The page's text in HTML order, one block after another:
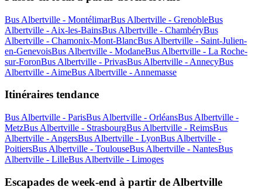
Bus Albertville - MontélimarBus Albertville - GrenobleBus
Albertville - Aix-les-BainsBus Albertville - ChambéryBus
Albertville - Chamonix-Mont-BlancBus Albertville - Saint-Julien-
en-GenevoisBus Albertville - ModaneBus Albertville - La Roche-
sur-ForonBus Albertville - PrivasBus Albertville - AnnecyBus
Albertville - AimeBus Albertville - Annemasse
Itinéraires tendance
Bus Albertville - ParisBus Albertville - OrléansBus Albertville -
MetzBus Albertville - StrasbourgBus Albertville - ReimsBus
Albertville - AngersBus Albertville - LyonBus Albertville -
PoitiersBus Albertville - ToulouseBus Albertville - NantesBus
Albertville - LilleBus Albertville - Limoges
Escapades de week-end à partir de Albertville